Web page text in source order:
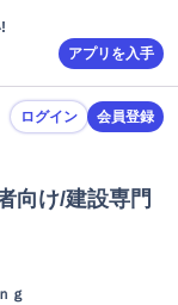
アプリを入手
ログイン 会員登録
向け/建設専門
ｇ